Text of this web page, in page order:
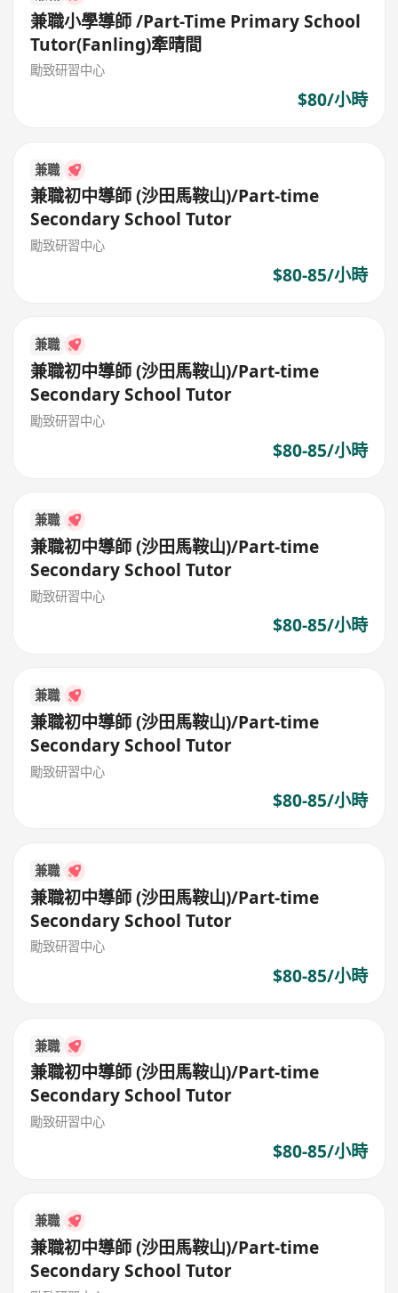
兼職小學導師 /Part-Time Primary School
Tutor(Fanling)牽晴間
勵致研習中心
$80/小時
兼職
兼職初中導師 (沙田馬鞍山)/Part-time
Secondary School Tutor
勵致研習中心
$80-85/小時
兼職
兼職初中導師 (沙田馬鞍山)/Part-time
Secondary School Tutor
勵致研習中心
$80-85/小時
兼職
兼職初中導師 (沙田馬鞍山)/Part-time
Secondary School Tutor
勵致研習中心
$80-85/小時
兼職
兼職初中導師 (沙田馬鞍山)/Part-time
Secondary School Tutor
勵致研習中心
$80-85/小時
兼職
兼職初中導師 (沙田馬鞍山)/Part-time
Secondary School Tutor
勵致研習中心
$80-85/小時
兼職
兼職初中導師 (沙田馬鞍山)/Part-time
Secondary School Tutor
勵致研習中心
$80-85/小時
兼職
兼職初中導師 (沙田馬鞍山)/Part-time
Secondary School Tutor